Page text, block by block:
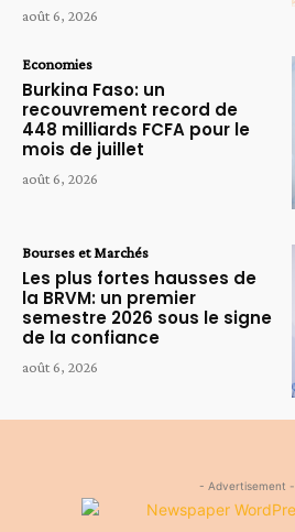
août 6, 2026
Economies
Burkina Faso: un
recouvrement record de
448 milliards FCFA pour le
mois de juillet
août 6, 2026
Bourses et Marchés
Les plus fortes hausses de
la BRVM: un premier
semestre 2026 sous le signe
de la confiance
août 6, 2026
- Advertisement -